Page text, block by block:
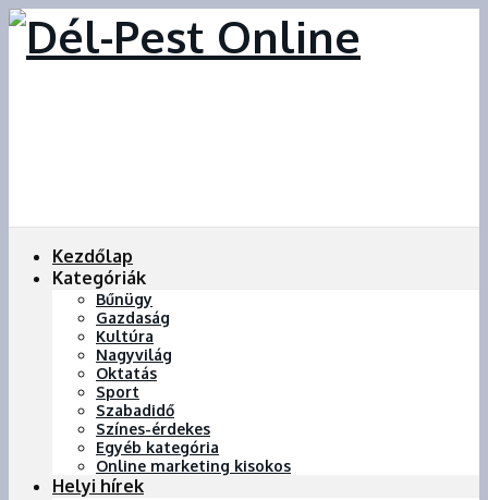
Kezdőlap
Kategóriák
Bűnügy
Gazdaság
Kultúra
Nagyvilág
Oktatás
Sport
Szabadidő
Színes-érdekes
Egyéb kategória
Online marketing kisokos
Helyi hírek